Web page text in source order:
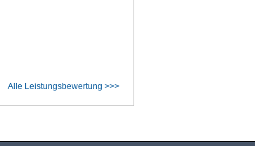
Alle Leistungsbewertung >>>